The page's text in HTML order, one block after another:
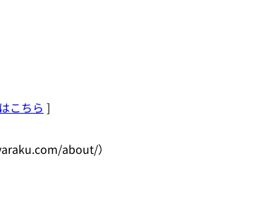
こちら ]
about/）